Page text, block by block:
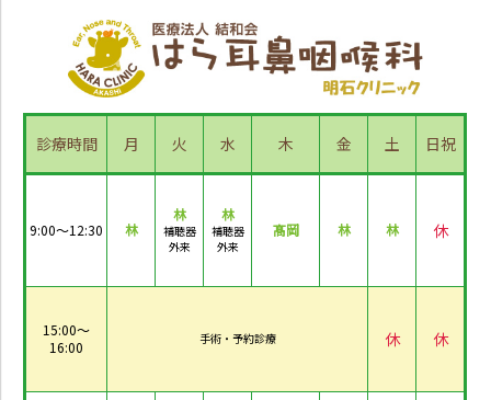
診療時間 月 火 水 木 金 土 日祝
9:00～12:30 林
林
補聴器
外来
林
補聴器
外来
髙岡 林 林 休
15:00～
16:00
手術・予約診療 休 休